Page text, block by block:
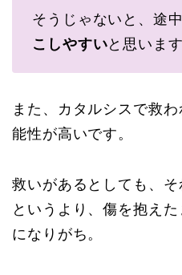
そうじゃないと、途
こしやすいと思います
また、カタルシスで救
能性が高いです。
救いがあるとしても、
というより、傷を抱え
になりがち。